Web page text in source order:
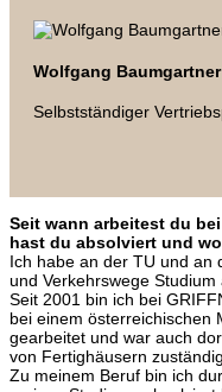
Wolfgang Baumgartner
Selbstständiger
Seit wann arbeitest du
hast du absolviert und
Ich habe an der TU und an
und Verkehrswege Studium
Seit 2001 bin ich bei
bei einem österreichischen
gearbeitet und war auch
von Fertighäusern
Zu meinem Beruf bin ich